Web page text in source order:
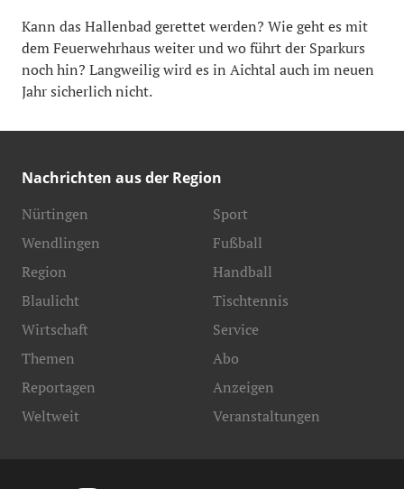
Kann das Hallenbad gerettet werden? Wie geht es mit
dem Feuerwehrhaus weiter und wo führt der Sparkurs
noch hin? Langweilig wird es in Aichtal auch im neuen
Jahr sicherlich nicht.
Nachrichten aus der Region
Nürtingen
Wendlingen
Region
Blaulicht
Sport
Fußball
Handball
Tischtennis
Wirtschaft
Themen
Reportagen
Weltweit
Service
Abo
Anzeigen
Veranstaltungen